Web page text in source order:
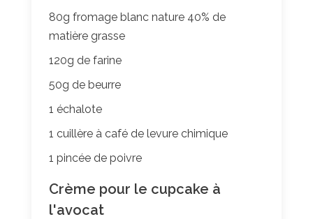
80g fromage blanc nature 40% de
matière grasse
120g de farine
50g de beurre
1 échalote
1 cuillère à café de levure chimique
1 pincée de poivre
Crème pour le cupcake à
l'avocat